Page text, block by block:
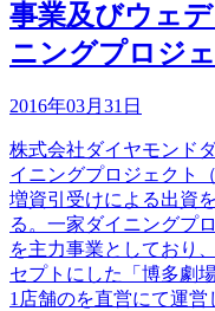
事業及びウェ
ニングプロジ
2016年03月31日
株式会社ダイヤモンド
イニングプロジェクト
増資引受けによる出資
る。一家ダイニングプ
を主力事業としており
セプトにした「博多劇
1店舗のを直営にて運